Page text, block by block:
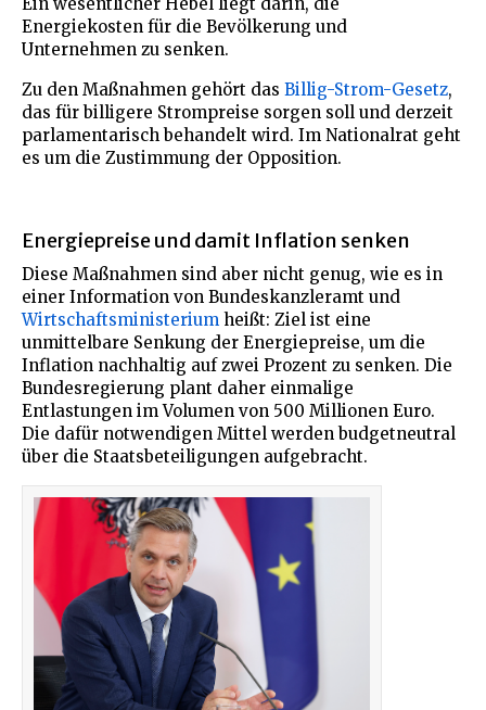
Energiekosten für die Bevölkerung und
Unternehmen zu senken.
Zu den Maßnahmen gehört das Billig-Strom-Gesetz,
das für billigere Strompreise sorgen soll und derzeit
parlamentarisch behandelt wird. Im Nationalrat geht
es um die Zustimmung der Opposition.
Energiepreise und damit Inflation senken
Diese Maßnahmen sind aber nicht genug, wie es in
einer Information von Bundeskanzleramt und
Wirtschaftsministerium heißt: Ziel ist eine
unmittelbare Senkung der Energiepreise, um die
Inflation nachhaltig auf zwei Prozent zu senken. Die
Bundesregierung plant daher einmalige
Entlastungen im Volumen von 500 Millionen Euro.
Die dafür notwendigen Mittel werden budgetneutral
über die Staatsbeteiligungen aufgebracht.